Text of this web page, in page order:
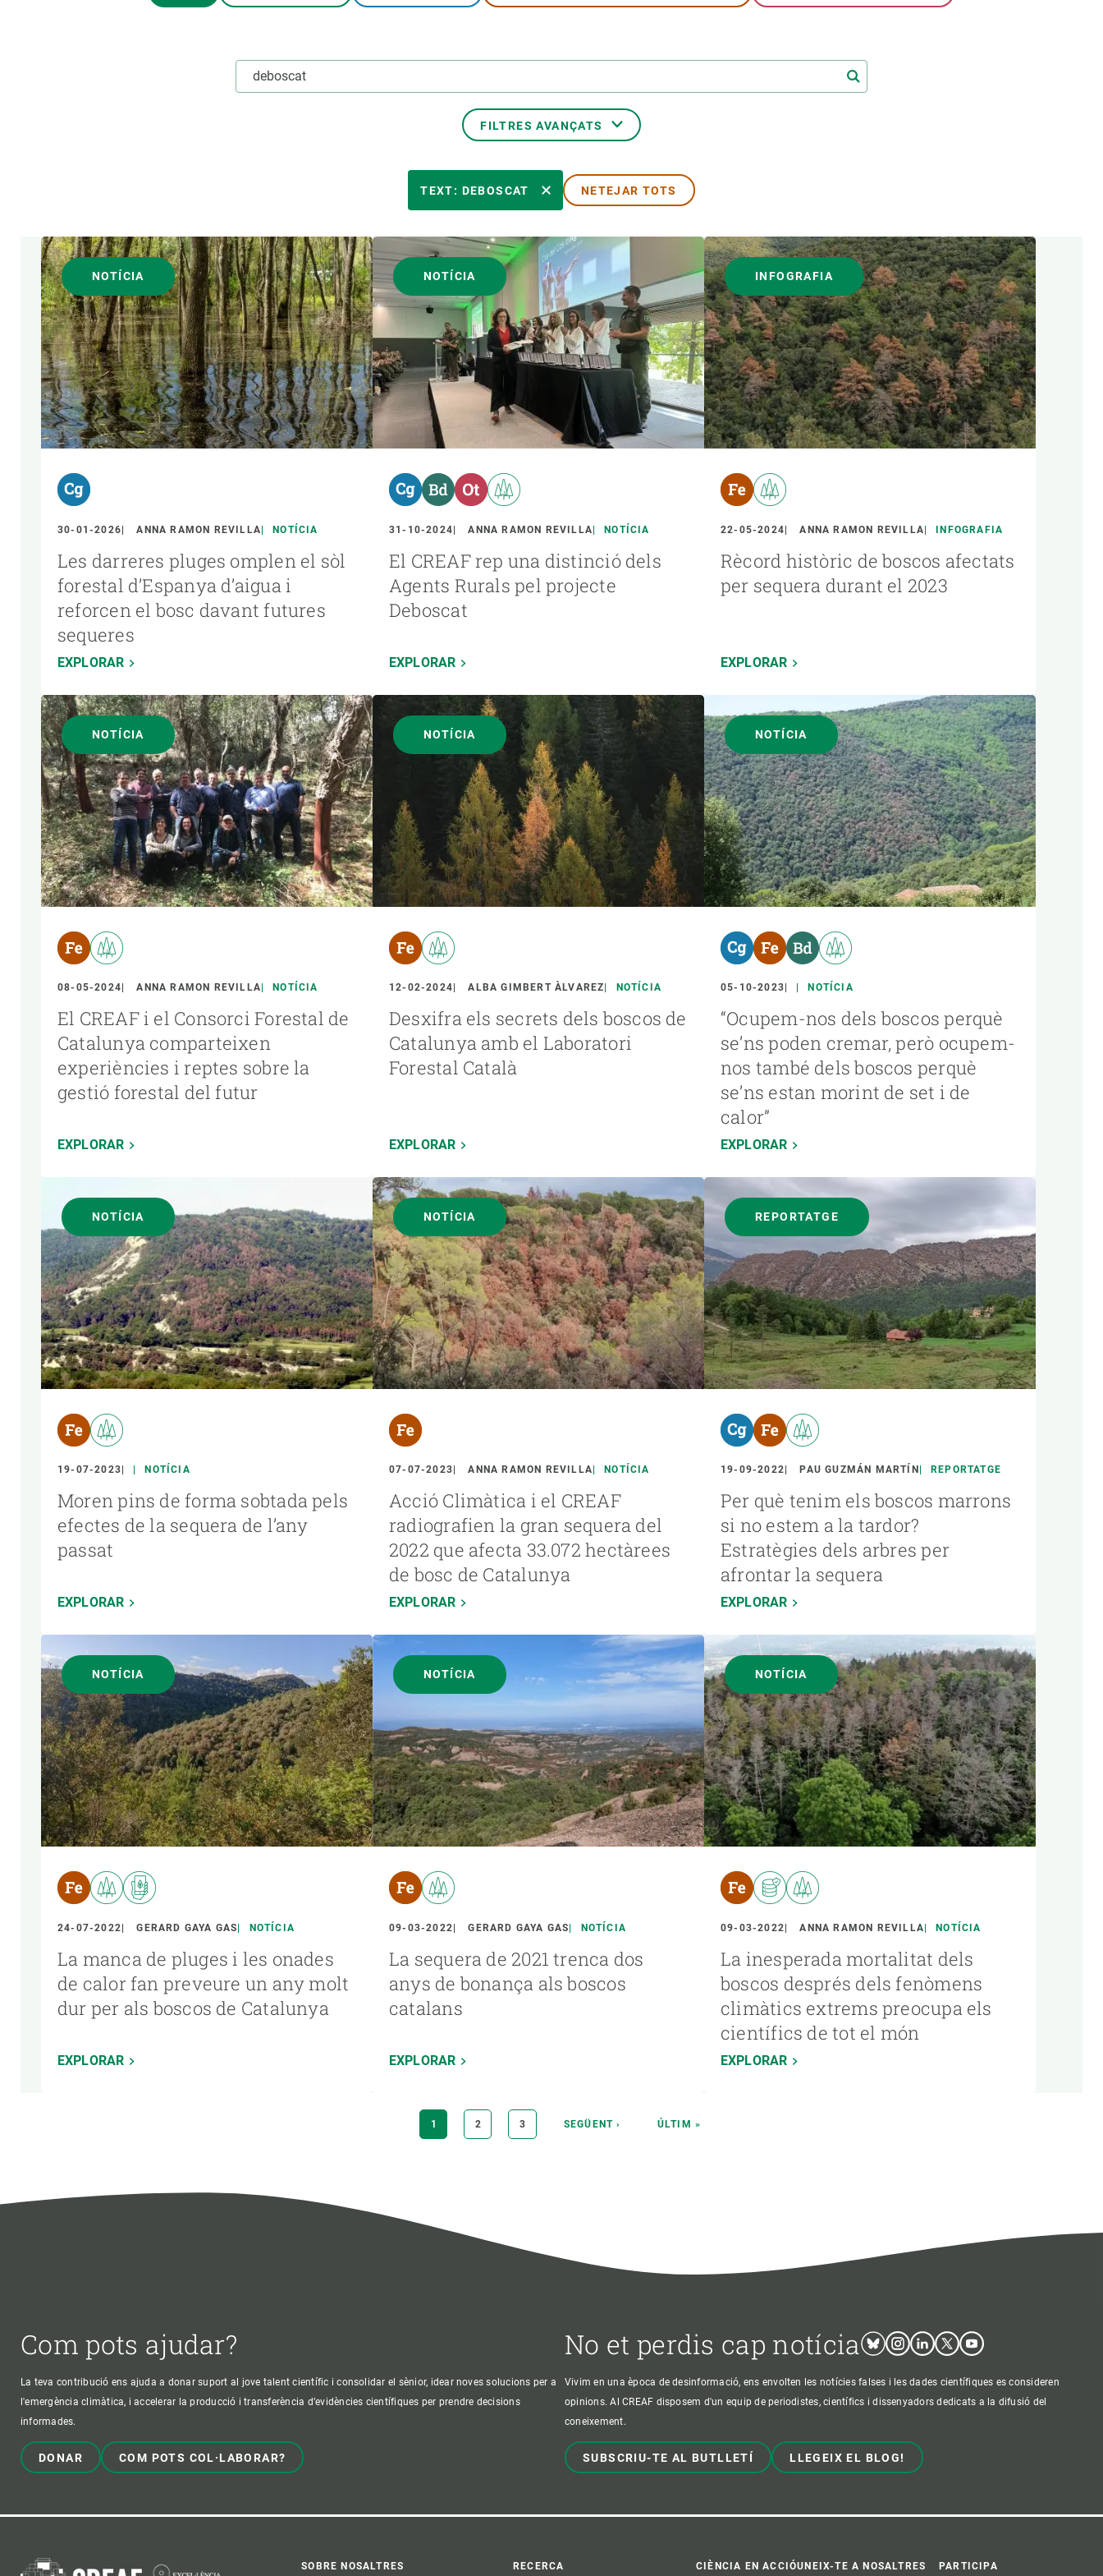
FILTRES AVANÇATS
TEMES TRANSVERSALS
FORMAT AUTOR
TEXT: DEBOSCAT NETEJAR TOTS
NOTÍCIA
30-01-2026 ANNA RAMON REVILLA NOTÍCIA
Les darreres pluges omplen el sòl
forestal d’Espanya d’aigua i
reforcen el bosc davant futures
sequeres
EXPLORAR
NOTÍCIA
31-10-2024 ANNA RAMON REVILLA NOTÍCIA
El CREAF rep una distinció dels
Agents Rurals pel projecte
Deboscat
EXPLORAR
INFOGRAFIA
22-05-2024 ANNA RAMON REVILLA INFOGRAFIA
Rècord històric de boscos afectats
per sequera durant el 2023
EXPLORAR
NOTÍCIA
08-05-2024 ANNA RAMON REVILLA NOTÍCIA
El CREAF i el Consorci Forestal de
Catalunya comparteixen
experiències i reptes sobre la
gestió forestal del futur
EXPLORAR
NOTÍCIA
12-02-2024 ALBA GIMBERT ÀLVAREZ NOTÍCIA
Desxifra els secrets dels boscos de
Catalunya amb el Laboratori
Forestal Català
EXPLORAR
NOTÍCIA
05-10-2023 NOTÍCIA
“Ocupem-nos dels boscos perquè
se’ns poden cremar, però ocupem-
nos també dels boscos perquè
se’ns estan morint de set i de
calor”
EXPLORAR
NOTÍCIA
19-07-2023 NOTÍCIA
Moren pins de forma sobtada pels
efectes de la sequera de l’any
passat
EXPLORAR
NOTÍCIA
07-07-2023 ANNA RAMON REVILLA NOTÍCIA
Acció Climàtica i el CREAF
radiografien la gran sequera del
2022 que afecta 33.072 hectàrees
de bosc de Catalunya
EXPLORAR
REPORTATGE
19-09-2022 PAU GUZMÁN MARTÍN REPORTATGE
Per què tenim els boscos marrons
si no estem a la tardor?
Estratègies dels arbres per
afrontar la sequera
EXPLORAR
NOTÍCIA
24-07-2022 GERARD GAYA GAS NOTÍCIA
La manca de pluges i les onades
de calor fan preveure un any molt
dur per als boscos de Catalunya
EXPLORAR
NOTÍCIA
09-03-2022 GERARD GAYA GAS NOTÍCIA
La sequera de 2021 trenca dos
anys de bonança als boscos
catalans
EXPLORAR
NOTÍCIA
09-03-2022 ANNA RAMON REVILLA NOTÍCIA
La inesperada mortalitat dels
boscos després dels fenòmens
climàtics extrems preocupa els
científics de tot el món
EXPLORAR
PÀGINA
ACTUAL
1 PÀGINA
2 PÀGINA
3
PÀGINA
SEGÜENT ›
ÚLTIMA
ÚLTIM »
Com pots ajudar?
La teva contribució ens ajuda a donar suport al jove talent científic i consolidar el sènior, idear noves solucions per a
l'emergència climàtica, i accelerar la producció i transferència d’evidències científiques per prendre decisions
informades.
DONAR COM POTS COL·LABORAR?
No et perdis cap notícia BlueskyInstagram
LinkedinTwitterYoutube
Vivim en una època de desinformació, ens envolten les notícies falses i les dades científiques es consideren
opinions. Al CREAF disposem d'un equip de periodistes, científics i dissenyadors dedicats a la difusió del
coneixement.
SUBSCRIU-TE AL BUTLLETÍ LLEGEIX EL BLOG!
SOBRE NOSALTRES RECERCA CIÈNCIA EN ACCIÓUNEIX-TE A NOSALTRES PARTICIPA
Observació de la terra
Synthesis Actions
Serveis tècnics Programa de màsters i doctorat
Desenvolupament de carrera
Seminaris i activitats internes
Biodiversitat